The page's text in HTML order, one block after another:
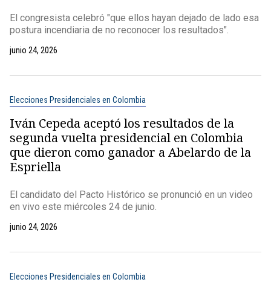
El congresista celebró "que ellos hayan dejado de lado esa
postura incendiaria de no reconocer los resultados".
junio 24, 2026
Elecciones Presidenciales en Colombia
Iván Cepeda aceptó los resultados de la
segunda vuelta presidencial en Colombia
que dieron como ganador a Abelardo de la
Espriella
El candidato del Pacto Histórico se pronunció en un video
en vivo este miércoles 24 de junio.
junio 24, 2026
Elecciones Presidenciales en Colombia